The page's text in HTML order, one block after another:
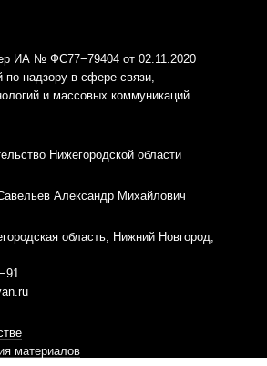
ИА № ФС77−79404 от 02.11.2020
надзору в сфере связи,
и массовых коммуникаций
Нижегородской области
Александр Михайлович
область, Нижний Новгород,
материалов